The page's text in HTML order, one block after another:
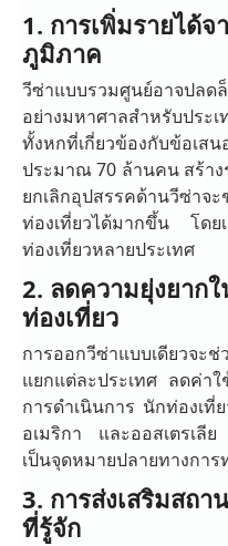
1. การเพิ่มรายได้จ
ภูมิภาค
วีซ่าแบบรวมศูนย์อาจปลด
อย่างมหาศาลสำหรับประ
ทั้งหกที่เกี่ยวข้องกับข้อเส
ประมาณ 70 ล้านคน สร้า
ยกเลิกอุปสรรคด้านวีซ่าจ
ท่องเที่ยวได้มากขึ้น โดยเ
ท่องเที่ยวหลายประเทศ
2. ลดความยุ่งยาก
ท่องเที่ยว
การออกวีซ่าแบบเดียวจะ
แยกแต่ละประเทศ ลดค่าใ
การดำเนินการ นักท่องเที่
อเมริกา และออสเตรเลีย
เป็นจุดหมายปลายทางกา
3. การส่งเสริมสถ
ที่รู้จัก